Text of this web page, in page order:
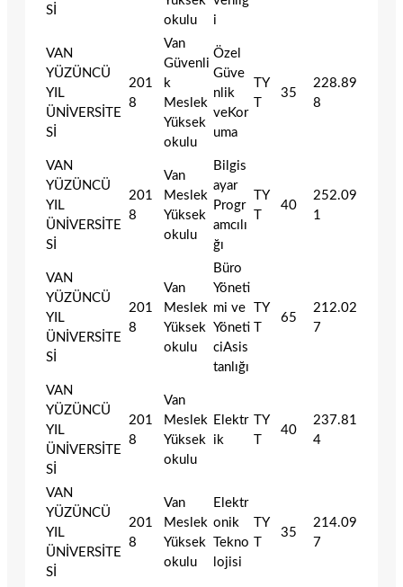
Sİ
okulu
i
VAN
YÜZÜNCÜ
YIL
ÜNİVERSİTE
Sİ
201
8
Van
Güvenli
k
Meslek
Yüksek
okulu
Özel
Güve
nlik
veKor
uma
TY
T
35
228.89
8
VAN
YÜZÜNCÜ
YIL
ÜNİVERSİTE
Sİ
201
8
Van
Meslek
Yüksek
okulu
Bilgis
ayar
Progr
amcılı
ğı
TY
T
40
252.09
1
VAN
YÜZÜNCÜ
YIL
ÜNİVERSİTE
Sİ
201
8
Van
Meslek
Yüksek
okulu
Büro
Yöneti
mi ve
Yöneti
ciAsis
tanlığı
TY
T
65
212.02
7
VAN
YÜZÜNCÜ
YIL
ÜNİVERSİTE
Sİ
201
8
Van
Meslek
Yüksek
okulu
Elektr
ik
TY
T
40
237.81
4
VAN
YÜZÜNCÜ
YIL
ÜNİVERSİTE
Sİ
201
8
Van
Meslek
Yüksek
okulu
Elektr
onik
Tekno
lojisi
TY
T
35
214.09
7